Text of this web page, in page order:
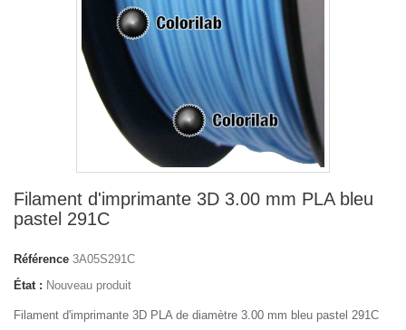
Filament d'imprimante 3D 3.00 mm PLA bleu
pastel 291C
Référence 3A05S291C
État : Nouveau produit
Filament d'imprimante 3D PLA de diamètre 3.00 mm bleu pastel 291C